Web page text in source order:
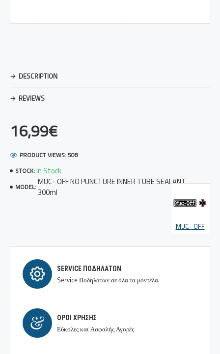
DESCRIPTION
REVIEWS
STOCK:In Stock
MODEL:MUC- OFF NO PUNCTURE INNER TUBE SEALANT
300ml
MUC- OFF
PRODUCT VIEWS: 508
16,99€
SERVICE ΠΟΔΗΛΆΤΩΝ
Service Ποδηλάτων σε όλα τα μοντέλα.
ΟΡΟΙ ΧΡΉΣΗΣ
Εύκολες και Ασφαλής Αγορές